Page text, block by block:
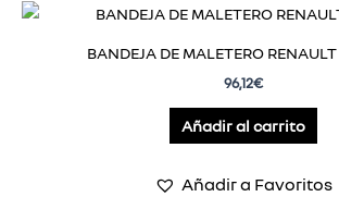
BANDEJA DE MALETERO
96,12€
Añadir al carrito
Añadir a Favoritos